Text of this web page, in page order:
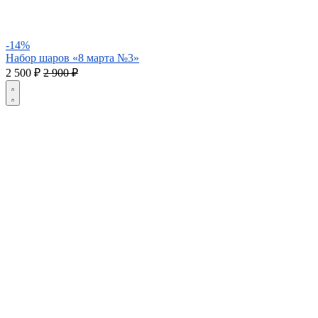
-14%
Набор шаров «8 марта №3»
2 500 ₽ 2 900 ₽